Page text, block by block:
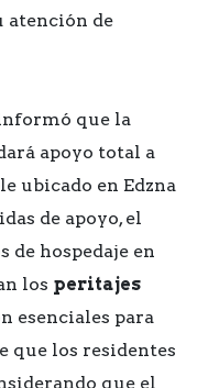
atención de
que la
apoyo total a
ubicado en Edzna
de apoyo, el
de hospedaje en
los peritajes
esenciales para
que los residentes
que el